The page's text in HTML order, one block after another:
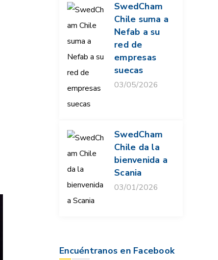
SwedCham
Chile suma a
Nefab a su
red de
empresas
suecas
03/05/2026
SwedCham
Chile da la
bienvenida a
Scania
03/01/2026
Encuéntranos en Facebook